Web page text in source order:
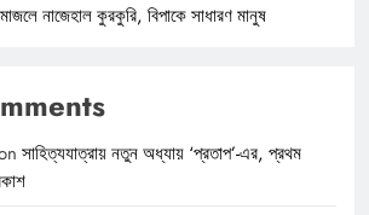
নাজেহাল কুরকুরি, বিপাকে সাধারণ মানুষ
সাহিত্যযাত্রায় নতুন অধ্যায় ‘প্রতাপ’-এর, প্রথম